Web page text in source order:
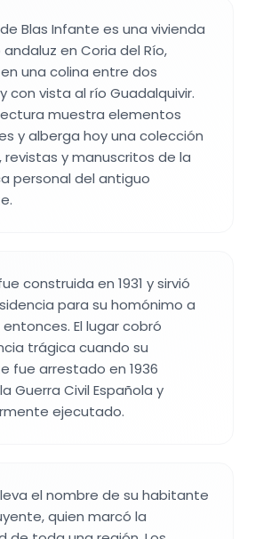
Blas Infante es una vivienda
en Coria del Río,
una colina entre dos
con vista al río Guadalquivir.
muestra elementos
y alberga hoy una colección
revistas y manuscritos de la
personal del antiguo
construida en 1931 y sirvió
para su homónimo a
El lugar cobró
trágica cuando su
fue arrestado en 1936
Guerra Civil Española y
ejecutado.
el nombre de su habitante
quien marcó la